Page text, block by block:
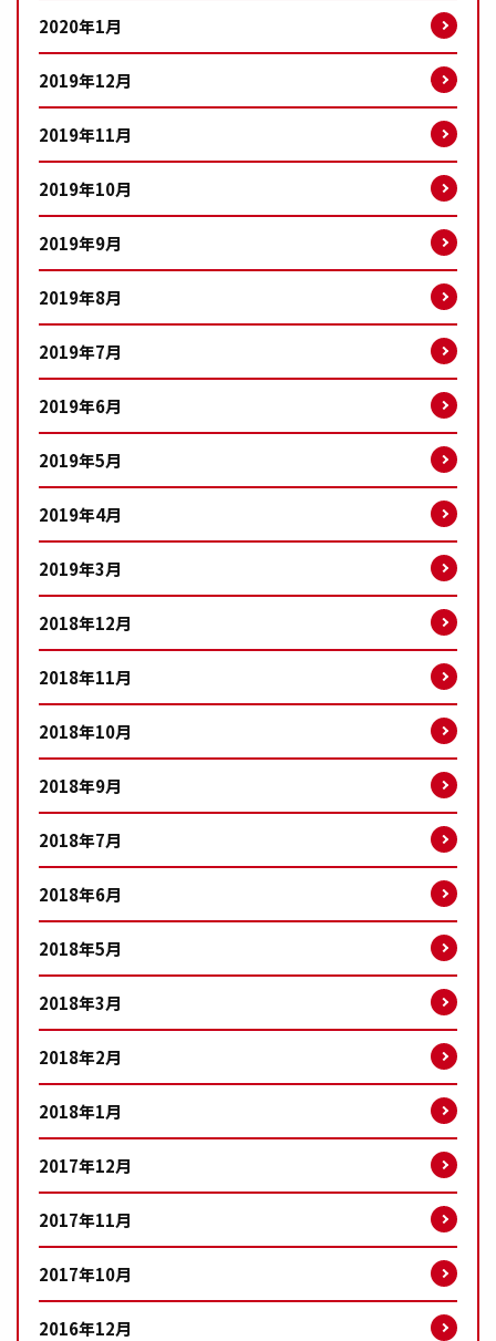
2020年1月
2019年12月
2019年11月
2019年10月
2019年9月
2019年8月
2019年7月
2019年6月
2019年5月
2019年4月
2019年3月
2018年12月
2018年11月
2018年10月
2018年9月
2018年7月
2018年6月
2018年5月
2018年3月
2018年2月
2018年1月
2017年12月
2017年11月
2017年10月
2016年12月